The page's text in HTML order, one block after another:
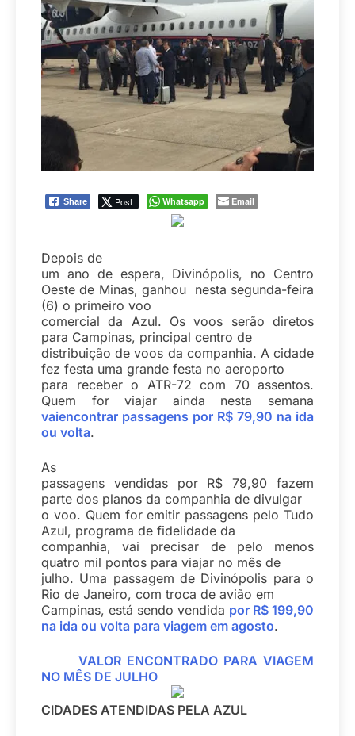
Share Post Whatsapp Email
Depois de
um ano de espera, Divinópolis, no Centro
Oeste de Minas, ganhou nesta segunda-feira
(6) o primeiro voo
comercial da Azul. Os voos serão diretos
para Campinas, principal centro de
distribuição de voos da companhia. A cidade
fez festa uma grande festa no aeroporto
para receber o ATR-72 com 70 assentos.
Quem for viajar ainda nesta semana
vaiencontrar passagens por R$ 79,90 na ida
ou volta.
As
passagens vendidas por R$ 79,90 fazem
parte dos planos da companhia de divulgar
o voo. Quem for emitir passagens pelo Tudo
Azul, programa de fidelidade da
companhia, vai precisar de pelo menos
quatro mil pontos para viajar no mês de
julho. Uma passagem de Divinópolis para o
Rio de Janeiro, com troca de avião em
Campinas, está sendo vendida por R$ 199,90
na ida ou volta para viagem em agosto.
VALOR ENCONTRADO PARA VIAGEM
NO MÊS DE JULHO
CIDADES ATENDIDAS PELA AZUL